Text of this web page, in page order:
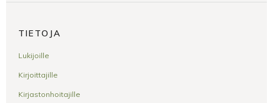
TIETOJA
Lukijoille
Kirjoittajille
Kirjastonhoitajille